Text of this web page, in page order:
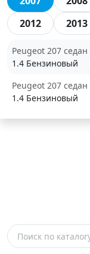
2012
2013
Peugeot 207 седан
1.4 Бензиновый
Peugeot 207 седан
1.4 Бензиновый